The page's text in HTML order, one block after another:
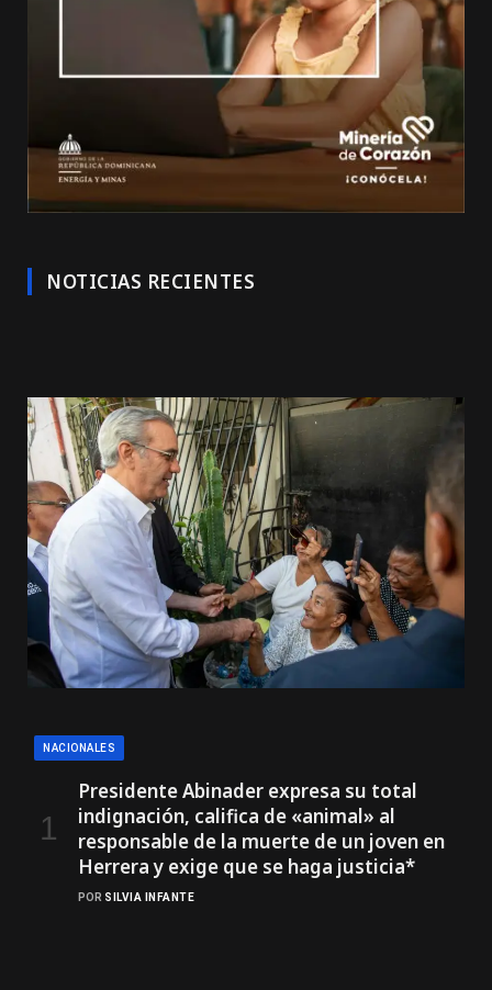
NOTICIAS RECIENTES
NACIONALES
Presidente Abinader expresa su total
indignación, califica de «animal» al
responsable de la muerte de un joven en
Herrera y exige que se haga justicia*
POR SILVIA INFANTE